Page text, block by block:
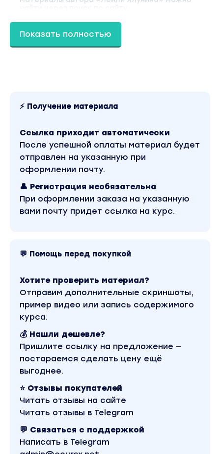
Показать полностью
⚡ Получение материала
Ссылка приходит автоматически
После успешной оплаты материал будет
отправлен на указанную при
оформлении почту.
👤 Регистрация необязательна
При оформлении заказа на указанную
вами почту придет ссылка на курс.
💬 Помощь перед покупкой
Хотите проверить материал?
Отправим дополнительные скриншоты,
пример видео или запись содержимого
курса.
💰 Нашли дешевле?
Пришлите ссылку на предложение —
постараемся сделать цену ещё
выгоднее.
⭐ Отзывы покупателей
Читать отзывы на сайте
Читать отзывы в Telegram
💬 Связаться с поддержкой
Написать в Telegram